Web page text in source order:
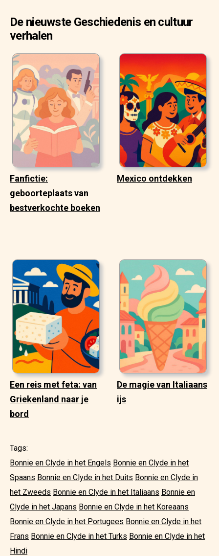
De nieuwste Geschiedenis en cultuur
verhalen
Fanfictie:
geboorteplaats van
bestverkochte boeken
Mexico ontdekken
Een reis met feta: van
Griekenland naar je
bord
De magie van Italiaans
ijs
Tags:
Bonnie en Clyde in het Engels Bonnie en Clyde in het
Spaans Bonnie en Clyde in het Duits Bonnie en Clyde in
het Zweeds Bonnie en Clyde in het Italiaans Bonnie en
Clyde in het Japans Bonnie en Clyde in het Koreaans
Bonnie en Clyde in het Portugees Bonnie en Clyde in het
Frans Bonnie en Clyde in het Turks Bonnie en Clyde in het
Hindi